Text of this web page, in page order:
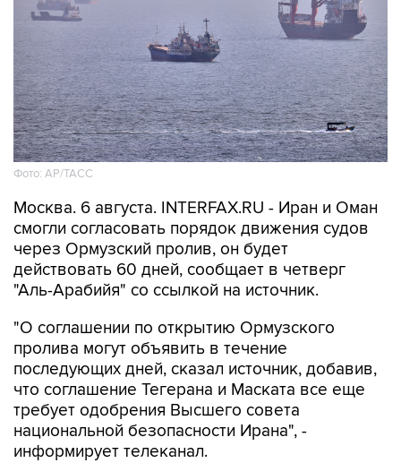
Фото: AP/ТАСС
Москва. 6 августа. INTERFAX.RU - Иран и Оман
смогли согласовать порядок движения судов
через Ормузский пролив, он будет
действовать 60 дней, сообщает в четверг
"Аль-Арабийя" со ссылкой на источник.
"О соглашении по открытию Ормузского
пролива могут объявить в течение
последующих дней, сказал источник, добавив,
что соглашение Тегерана и Маската все еще
требует одобрения Высшего совета
национальной безопасности Ирана", -
информирует телеканал.